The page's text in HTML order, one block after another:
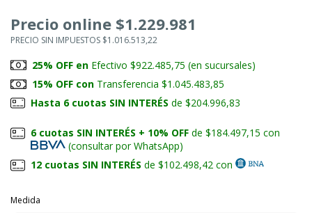
Precio online $1.229.981
PRECIO SIN IMPUESTOS $1.016.513,22
25% OFF en Efectivo $922.485,75 (en sucursales)
15% OFF con Transferencia $1.045.483,85
Hasta 6 cuotas SIN INTERÉS de $204.996,83
6 cuotas SIN INTERÉS + 10% OFFde $184.497,15 con
(consultar por WhatsApp)
12 cuotas SIN INTERÉS de $102.498,42 con
Medida